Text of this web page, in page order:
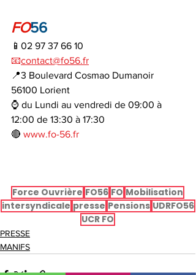
FO56
📱02 97 37 66 10
📧contact@fo56.fr
📍3 Boulevard Cosmao Dumanoir
56100 Lorient
⌚ du Lundi au vendredi de 09:00 à
12:00 de 13:30 à 17:30
🔴 www.fo-56.fr
Force Ouvrière FO56 FO Mobilisation
intersyndicale presse Pensions UDRFO56
UCR FO
PRESSE
MANIFS